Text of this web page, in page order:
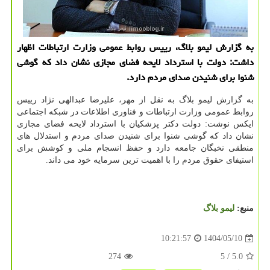
به گزارش لیمو بلاگ، رییس روابط عمومی وزارت ارتباطات اظهار
داشت: دولت با استرداد لایحه فضای مجازی نشان داد که گوشی
شنوا برای شنیدن صدای مردم دارد.
به گزارش لیمو بلاگ به نقل از مهر، علیرضا عبدالهی نژاد رییس
روابط عمومی وزارت ارتباطات و فناوری اطلاعات در شبکه اجتماعی
ایکس نوشت: دولت دکتر پزشکیان با استرداد لایحه فضای مجازی
نشان داد که گوشی شنوا برای شنیدن صدای مردم و استدلال های
منطقی نخبگان جامعه دارد و حفظ انسجام ملی و کوشش برای
استیفای حقوق مردم را با اهمیت ترین سرمایه خود می داند.
منبع: لیمو بلاگ
1404/05/10
10:21:57
5.0
/ 5
274